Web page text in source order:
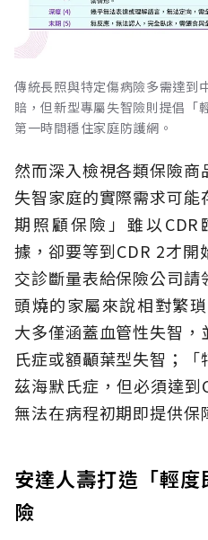
傳統長照與特定傷病險多需達到
賠，但新型專屬失智險則提倡「
第一時間穩住家庭防護網。
然而深入檢視各類保險
失智家庭的實際需求可
期照顧保險」雖以
據，卻要等到CDR 2才
交診斷量表給保險公司
頭燒的家屬來說相對繁瑣
大多僅涵蓋血管性失智
氏症或額顳葉型失智；
茲海默氏症，但必須達到
無法在病程初期即提供保
安達人壽打造「輕
險